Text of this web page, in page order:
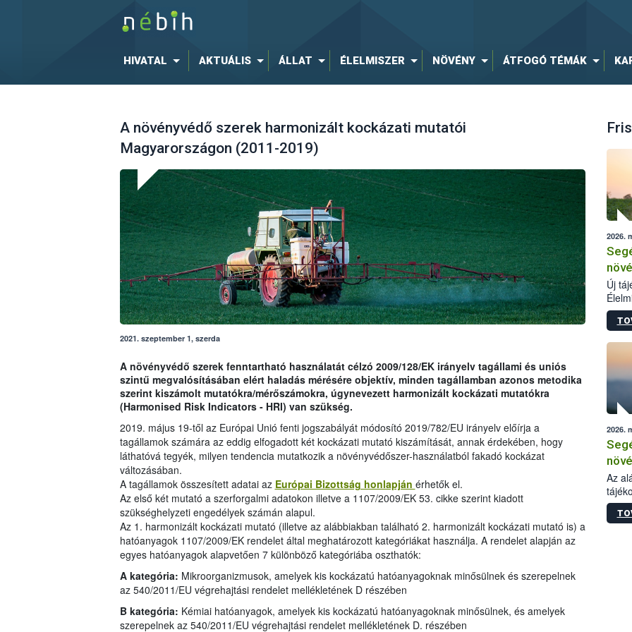
HIVATAL AKTUÁLIS ÁLLAT ÉLELMISZER NÖVÉNY ÁTFOGÓ TÉMÁK
A növényvédő szerek harmonizált kockázati mutatói
Magyarországon (2011-2019)
2021. szeptember 1, szerda
A növényvédő szerek fenntartható használatát célzó 2009/128/EK irányelv tagállami és uniós
szintű megvalósításában elért haladás mérésére objektív, minden tagállamban azonos metodika
szerint kiszámolt mutatókra/mérőszámokra, úgynevezett harmonizált kockázati mutatókra
(Harmonised Risk Indicators - HRI) van szükség.
2019. május 19-től az Európai Unió fenti jogszabályát módosító 2019/782/EU irányelv előírja a
tagállamok számára az eddig elfogadott két kockázati mutató kiszámítását, annak érdekében, hogy
láthatóvá tegyék, milyen tendencia mutatkozik a növényvédőszer-használatból fakadó kockázat
változásában.
A tagállamok összesített adatai az Európai Bizottság honlapján érhetők el.
Az első két mutató a szerforgalmi adatokon illetve a 1107/2009/EK 53. cikke szerint kiadott
szükséghelyzeti engedélyek számán alapul.
Az 1. harmonizált kockázati mutató (illetve az alábbiakban található 2. harmonizált kockázati mutató is) a
hatóanyagok 1107/2009/EK rendelet által meghatározott kategóriákat használja. A rendelet alapján az
egyes hatóanyagok alapvetően 7 különböző kategóriába oszthatók:
A kategória: Mikroorganizmusok, amelyek kis kockázatú hatóanyagoknak minősülnek és szerepelnek
az 540/2011/EU végrehajtási rendelet mellékletének D részében
B kategória: Kémiai hatóanyagok, amelyek kis kockázatú hatóanyagoknak minősülnek, és amelyek
szerepelnek az 540/2011/EU végrehajtási rendelet mellékletének D. részében
2026.
Új
2026.
Az